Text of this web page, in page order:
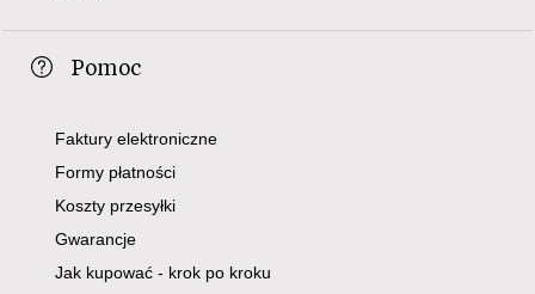
Pomoc
Faktury elektroniczne
Formy płatności
Koszty przesyłki
Gwarancje
Jak kupować - krok po kroku